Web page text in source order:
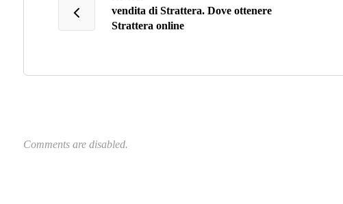
vendita di Strattera. Dove ottenere
Strattera online
Comments are disabled.